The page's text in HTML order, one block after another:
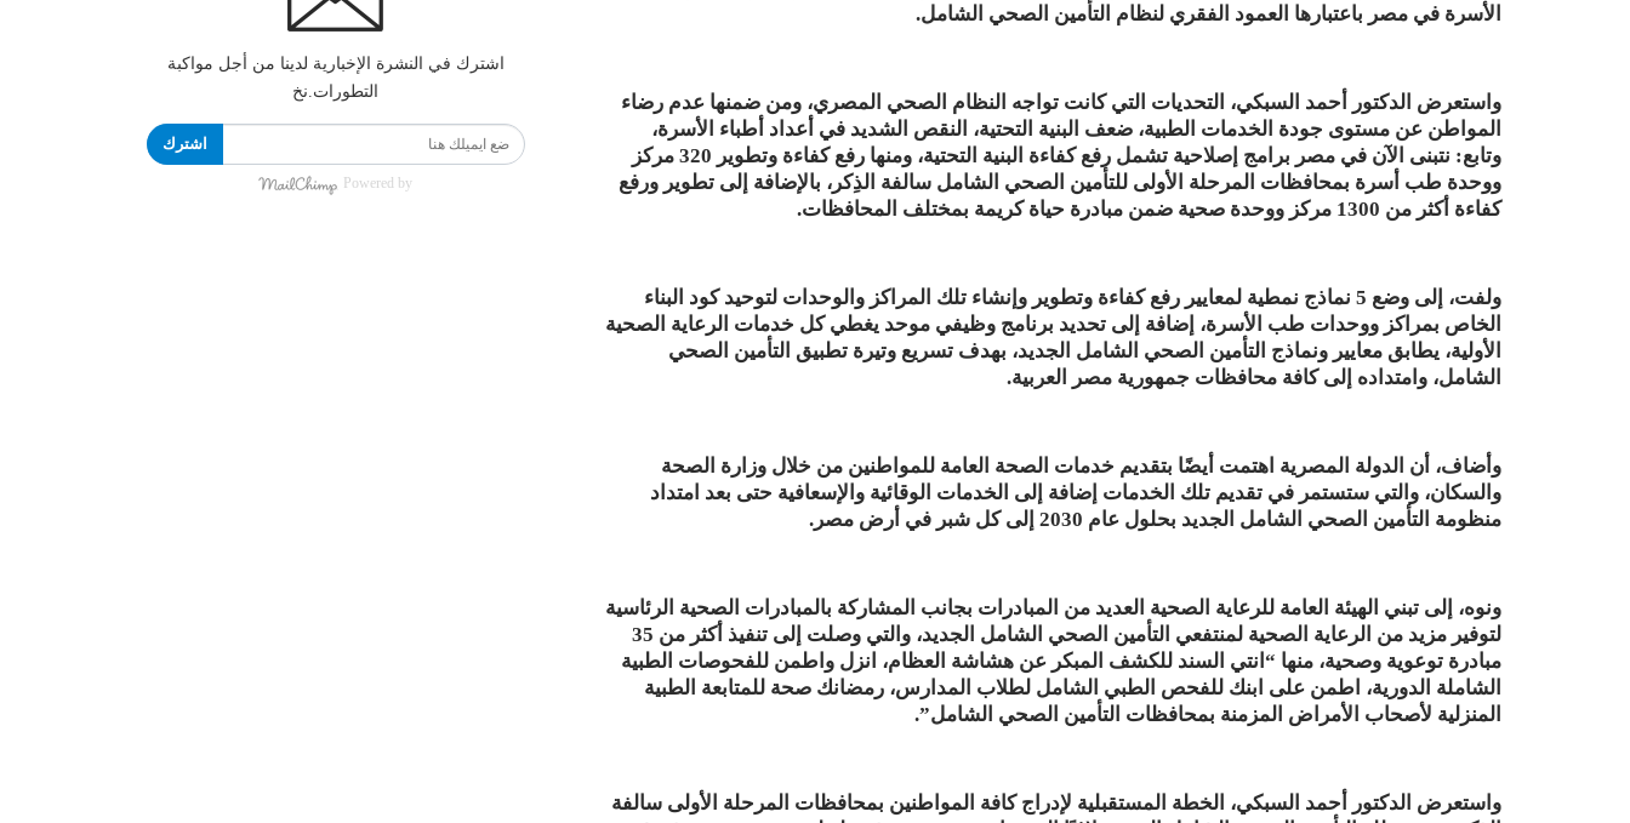
الأسرة في مصر باعتبارها العمود الفقري لنظام التأمين الصحي الشامل.
واستعرض الدكتور أحمد السبكي، التحديات التي كانت تواجه النظام الصحي المصري، ومن ضمنها عدم رضاء
المواطن عن مستوى جودة الخدمات الطبية، ضعف البنية التحتية، النقص الشديد في أعداد أطباء الأسرة،
وتابع: نتبنى الآن في مصر برامج إصلاحية تشمل رفع كفاءة البنية التحتية، ومنها رفع كفاءة وتطوير 320 مركز
ووحدة طب أسرة بمحافظات المرحلة الأولى للتأمين الصحي الشامل سالفة الذِكر، بالإضافة إلى تطوير ورفع
كفاءة أكثر من 1300 مركز ووحدة صحية ضمن مبادرة حياة كريمة بمختلف المحافظات.
ولفت، إلى وضع 5 نماذج نمطية لمعايير رفع كفاءة وتطوير وإنشاء تلك المراكز والوحدات لتوحيد كود البناء
الخاص بمراكز ووحدات طب الأسرة، إضافة إلى تحديد برنامج وظيفي موحد يغطي كل خدمات الرعاية الصحية
الأولية، يطابق معايير ونماذج التأمين الصحي الشامل الجديد، بهدف تسريع وتيرة تطبيق التأمين الصحي
الشامل، وامتداده إلى كافة محافظات جمهورية مصر العربية.
وأضاف، أن الدولة المصرية اهتمت أيضًا بتقديم خدمات الصحة العامة للمواطنين من خلال وزارة الصحة
والسكان، والتي ستستمر في تقديم تلك الخدمات إضافة إلى الخدمات الوقائية والإسعافية حتى بعد امتداد
منظومة التأمين الصحي الشامل الجديد بحلول عام 2030 إلى كل شبر في أرض مصر.
ونوه، إلى تبني الهيئة العامة للرعاية الصحية العديد من المبادرات بجانب المشاركة بالمبادرات الصحية الرئاسية
لتوفير مزيد من الرعاية الصحية لمنتفعي التأمين الصحي الشامل الجديد، والتي وصلت إلى تنفيذ أكثر من 35
مبادرة توعوية وصحية، منها “انتي السند للكشف المبكر عن هشاشة العظام، انزل واطمن للفحوصات الطبية
الشاملة الدورية، اطمن على ابنك للفحص الطبي الشامل لطلاب المدارس، رمضانك صحة للمتابعة الطبية
المنزلية لأصحاب الأمراض المزمنة بمحافظات التأمين الصحي الشامل”.
واستعرض الدكتور أحمد السبكي، الخطة المستقبلية لإدراج كافة المواطنين بمحافظات المرحلة الأولى سالفة
اشترك في النشرة الإخبارية لدينا من أجل مواكبة
التطورات.نخ
اشترك
Powered by